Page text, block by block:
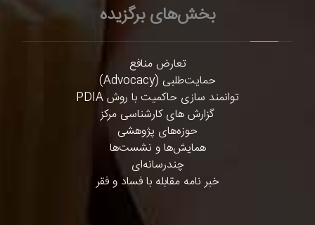
بخش‌های برگزیده
تعارض منافع
حمایت‌طلبی (Advocacy)
توانمند سازی حاکمیت با روش PDIA
گزارش های کارشناسی مرکز
حوزه‌های پژوهشی
همایش‌ها و نشست‌ها
چندرسانه‌ای
خبر نامه مقابله با فساد و فقر